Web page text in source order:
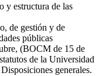
estructura de las
de gestión y de
públicas
(BOCM de 15 de
de la Universidad
generales.